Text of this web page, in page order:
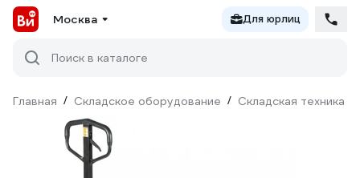
Москва Для юрлиц
Поиск в каталоге
Главная / Складское оборудование / Складская техника